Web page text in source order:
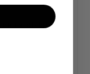
stabilan,